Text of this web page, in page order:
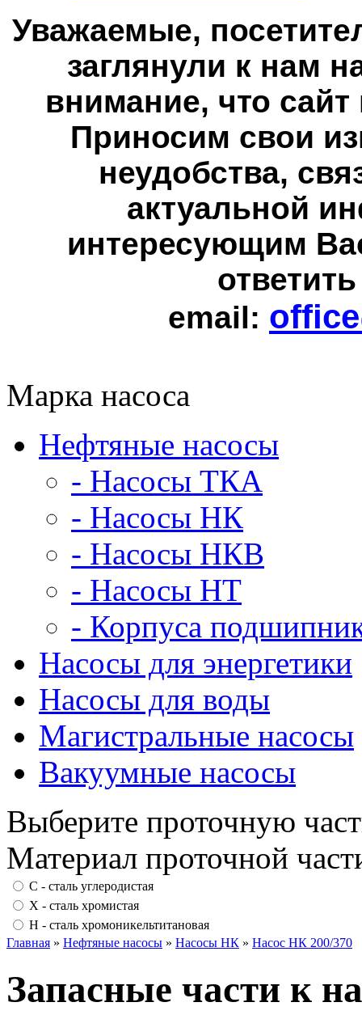
Уважаемые,
заглянули к нам
внимание, что сайт
Приносим свои
неудобства,
актуальной
интересующим
email:
Марка насоса
Нефтяные насосы
- Насосы ТКА
- Насосы НК
- Насосы НКВ
- Насосы НТ
- Корпуса
Насосы для энергетики
Насосы для воды
Магистральные насосы
Вакуумные насосы
Выберите проточную
Материал проточной
С - сталь углеродистая
Х - сталь хромистая
Н - сталь хромоникельтитановая
Главная » Нефтяные насосы » Насосы НК » Насос НК 200/370
Запасные части к